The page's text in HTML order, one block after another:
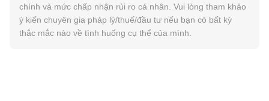
chính và mức chấp nhận rủi ro cá nhân. Vui lòng tham khảo
ý kiến chuyên gia pháp lý/thuế/đầu tư nếu bạn có bất kỳ
thắc mắc nào về tình huống cụ thể của mình.